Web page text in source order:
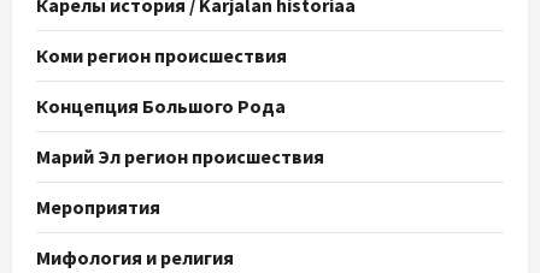
Коми регион происшествия
Концепция Большого Рода
Марий Эл регион происшествия
Мероприятия
Мифология и религия